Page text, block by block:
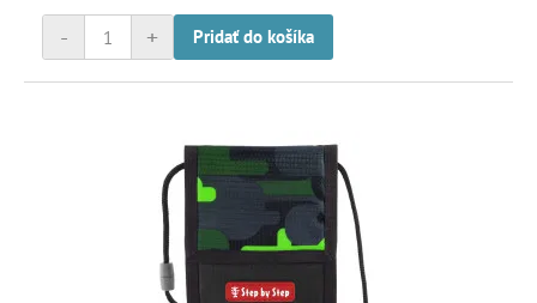
+
- Pridať do košíka